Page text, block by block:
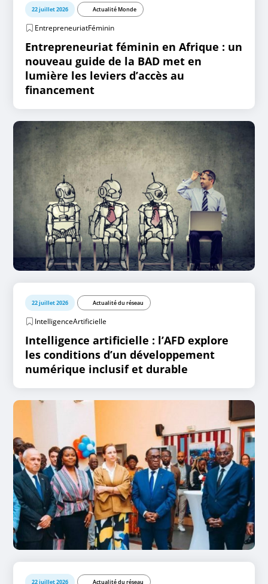
22 juillet 2026 Actualité Monde
EntrepreneuriatFéminin
Entrepreneuriat féminin en Afrique : un
nouveau guide de la BAD met en
lumière les leviers d’accès au
financement
22 juillet 2026 Actualité du réseau
IntelligenceArtificielle
Intelligence artificielle : l’AFD explore
les conditions d’un développement
numérique inclusif et durable
22 juillet 2026 Actualité du réseau